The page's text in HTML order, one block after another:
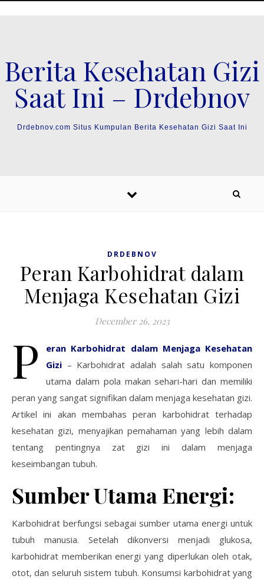
Berita Kesehatan Gizi
Saat Ini – Drdebnov
Drdebnov.com Situs Kumpulan Berita Kesehatan Gizi Saat Ini
DRDEBNOV
Peran Karbohidrat dalam
Menjaga Kesehatan Gizi
December 26, 2023
P
eran Karbohidrat dalam Menjaga Kesehatan
Gizi – Karbohidrat adalah salah satu komponen
utama dalam pola makan sehari-hari dan memiliki
peran yang sangat signifikan dalam menjaga kesehatan gizi.
Artikel ini akan membahas peran karbohidrat terhadap
kesehatan gizi, menyajikan pemahaman yang lebih dalam
tentang pentingnya zat gizi ini dalam menjaga
keseimbangan tubuh.
Sumber Utama Energi:
Karbohidrat berfungsi sebagai sumber utama energi untuk
tubuh manusia. Setelah dikonversi menjadi glukosa,
karbohidrat memberikan energi yang diperlukan oleh otak,
otot, dan seluruh sistem tubuh. Konsumsi karbohidrat yang